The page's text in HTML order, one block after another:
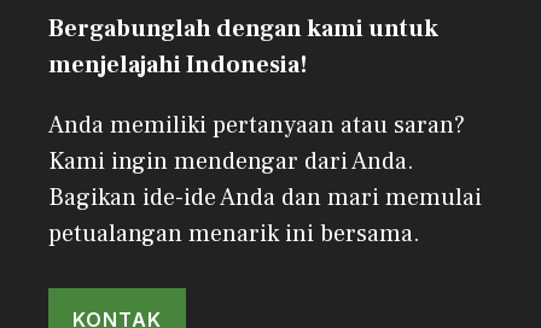
Bergabunglah dengan kami untuk
menjelajahi Indonesia!
Anda memiliki pertanyaan atau saran?
Kami ingin mendengar dari Anda.
Bagikan ide-ide Anda dan mari memulai
petualangan menarik ini bersama.
KONTAK